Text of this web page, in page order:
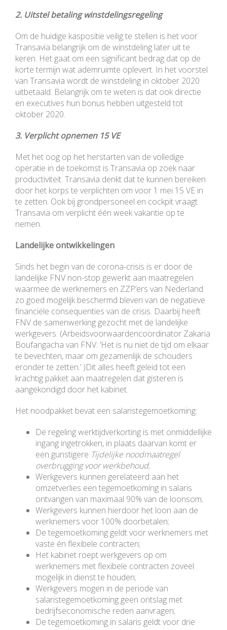
2. Uitstel betaling winstdelingsregeling
Om de huidige kaspositie veilig te stellen is het voor
Transavia belangrijk om de winstdeling later uit te
keren. Het gaat om een significant bedrag dat op de
korte termijn wat ademruimte oplevert. In het voorstel
van Transavia wordt de winstdeling in oktober 2020
uitbetaald. Belangrijk om te weten is dat ook directie
en executives hun bonus hebben uitgesteld tot
oktober 2020.
3. Verplicht opnemen 15 VE
Met het oog op het herstarten van de volledige
operatie in de toekomst is Transavia op zoek naar
productiviteit. Transavia denkt dat te kunnen bereiken
door het korps te verplichten om voor 1 mei 15 VE in
te zetten. Ook bij grondpersoneel en cockpit vraagt
Transavia om verplicht één week vakantie op te
nemen.
Landelijke ontwikkelingen
Sinds het begin van de corona-crisis is er door de
landelijke FNV non-stop gewerkt aan maatregelen
waarmee de werknemers en ZZP’ers van Nederland
zo goed mogelijk beschermd bleven van de negatieve
financiële consequenties van de crisis. Daarbij heeft
FNV de samenwerking gezocht met de landelijke
werkgevers. (Arbeidsvoorwaardencoördinator Zakaria
Boufangacha van FNV: ‘Het is nu niet de tijd om elkaar
te bevechten, maar om gezamenlijk de schouders
eronder te zetten.’ )Dit alles heeft geleid tot een
krachtig pakket aan maatregelen dat gisteren is
aangekondigd door het kabinet.
Het noodpakket bevat een salaristegemoetkoming:
De regeling werktijdverkorting is met onmiddellijke
ingang ingetrokken, in plaats daarvan komt er
een gunstigere Tijdelijke noodmaatregel
overbrugging voor werkbehoud;
Werkgevers kunnen gerelateerd aan het
omzetverlies een tegemoetkoming in salaris
ontvangen van maximaal 90% van de loonsom;
Werkgevers kunnen hierdoor het loon aan de
werknemers voor 100% doorbetalen;
De tegemoetkoming geldt voor werknemers met
vaste én flexibele contracten;
Het kabinet roept werkgevers op om
werknemers met flexibele contracten zoveel
mogelijk in dienst te houden;
Werkgevers mogen in de periode van
salaristegemoetkoming geen ontslag met
bedrijfseconomische reden aanvragen;
De tegemoetkoming in salaris geldt voor drie